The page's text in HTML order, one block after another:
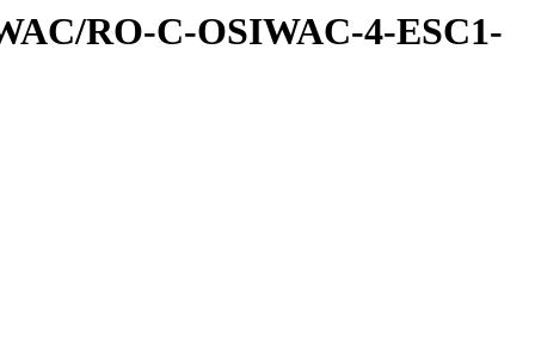
RO-C-OSIWAC-4-ESC1-